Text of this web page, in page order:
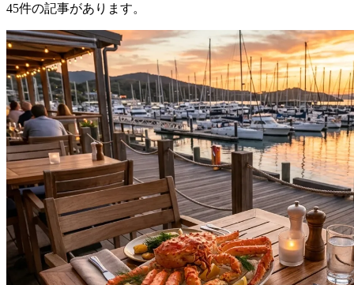
45件の記事があります。